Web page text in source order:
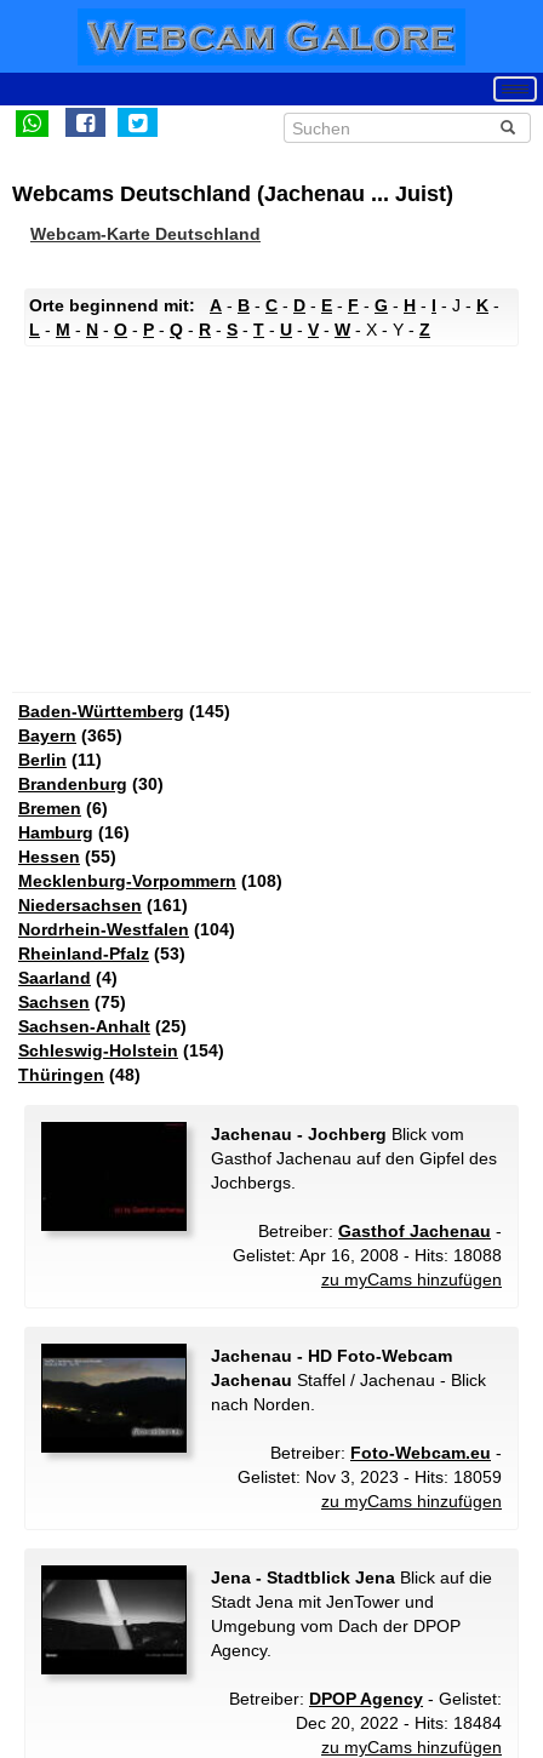
Webcams Deutschland (Jachenau ... Juist)
Webcam-Karte Deutschland
Orte beginnend mit: A - B - C - D - E - F - G - H - I - J - K -
L - M - N - O - P - Q - R - S - T - U - V- W - X - Y - Z
Baden-Württemberg (145)
Bayern (365)
Berlin (11)
Brandenburg (30)
Bremen (6)
Hamburg (16)
Hessen (55)
Mecklenburg-Vorpommern (108)
Niedersachsen (161)
Nordrhein-Westfalen (104)
Rheinland-Pfalz (53)
Saarland (4)
Sachsen (75)
Sachsen-Anhalt (25)
Schleswig-Holstein (154)
Thüringen (48)
Jachenau - Jochberg Blick vom
Gasthof Jachenau auf den Gipfel des
Jochbergs.
Betreiber: Gasthof Jachenau -
Gelistet: Apr 16, 2008 - Hits: 18088
zu myCams hinzufügen
Jachenau - HD Foto-Webcam
Jachenau Staffel / Jachenau - Blick
nach Norden.
Betreiber: Foto-Webcam.eu -
Gelistet: Nov 3, 2023 - Hits: 18059
zu myCams hinzufügen
Jena - Stadtblick Jena Blick auf die
Stadt Jena mit JenTower und
Umgebung vom Dach der DPOP
Agency.
Betreiber: DPOP Agency - Gelistet:
Dec 20, 2022 - Hits: 18484
zu myCams hinzufügen